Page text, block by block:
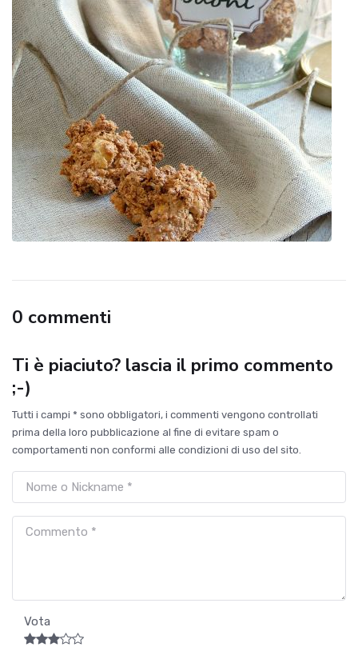
0 commenti
Ti è piaciuto? lascia il primo commento
;-)
Tutti i campi * sono obbligatori, i commenti vengono controllati
prima della loro pubblicazione al fine di evitare spam o
comportamenti non conformi alle condizioni di uso del sito.
Vota